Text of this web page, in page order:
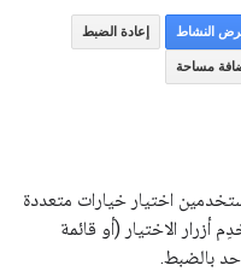
اختيار خيارات متعددة
أزرار الاختيار (أو قائمة
بالضبط.